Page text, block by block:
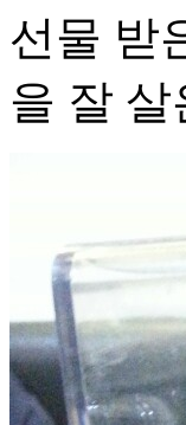
선물 받
을 잘